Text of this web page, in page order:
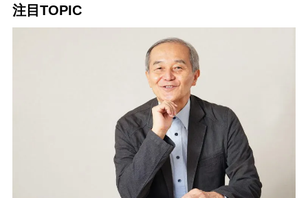
注目TOPIC